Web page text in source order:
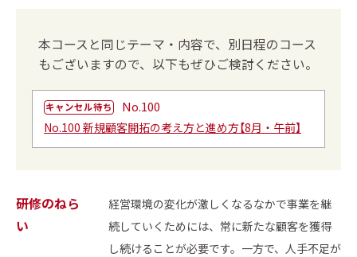
本コースと同じテーマ・内容で、別日程のコース
もございますので、以下もぜひご検討ください。
キャンセル待ち No.100
No.100 新規顧客開拓の考え方と進め方【8月・午前】
研修のねら
い
経営環境の変化が激しくなるなかで事業を継
続していくためには、常に新たな顧客を獲得
し続けることが必要です。一方で、人手不足が